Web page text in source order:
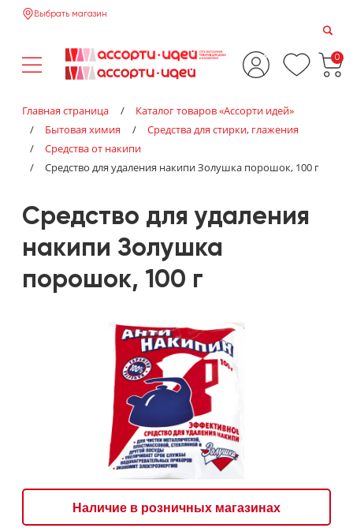
Выбрать магазин
0
Главная страница /
Каталог товаров «‎Ассорти идей»‎
/
Бытовая химия /
Средства для стирки, глажения
/
Средства от накипи
/
Средство для удаления накипи Золушка порошок, 100 г
Средство для удаления
накипи Золушка
порошок, 100 г
Наличие в розничных магазинах